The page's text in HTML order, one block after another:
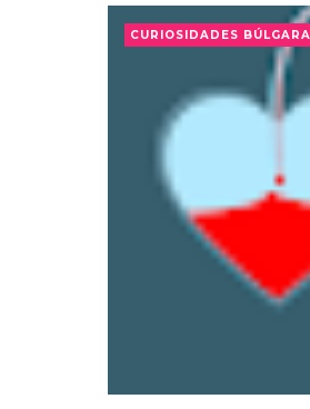
CURIOSIDADES